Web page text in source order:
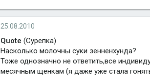
25.08.2010
Quote (Сурепка)
Насколько молочны суки зенненхунда?
Тоже однозначно не ответить,все
месячным щенкам (я даже уже стала